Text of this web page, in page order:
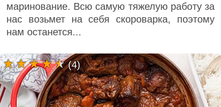
маринование. Всю самую тяжелую работу за
нас возьмет на себя скороварка, поэтому
нам останется...
(4)